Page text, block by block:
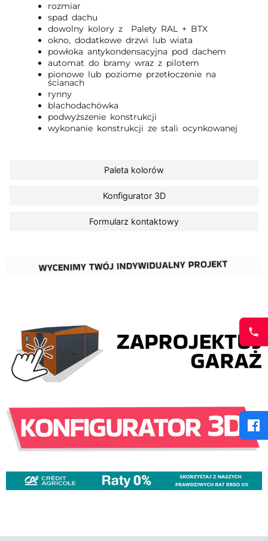
Paleta kolorów
Konfigurator 3D
Formularz kontaktowy
rozmiar
spad dachu
dowolny kolory z Palety RAL + BTX
okno, dodatkowe drzwi lub wiata
powłoka antykondensacyjna pod dachem
automat do bramy wraz z pilotem
pionowe lub poziome przetłoczenie na
ścianach
rynny
blachodachówka
podwyższenie konstrukcji
wykonanie konstrukcji ze stali ocynkowanej